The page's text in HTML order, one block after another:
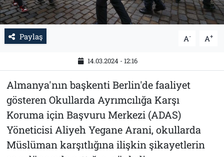
Paylaş A- A+
14.03.2024 - 12:16
Almanya'nın başkenti Berlin'de faaliyet
gösteren Okullarda Ayrımcılığa Karşı
Koruma için Başvuru Merkezi (ADAS)
Yöneticisi Aliyeh Yegane Arani, okullarda
Müslüman karşıtlığına ilişkin şikayetlerin